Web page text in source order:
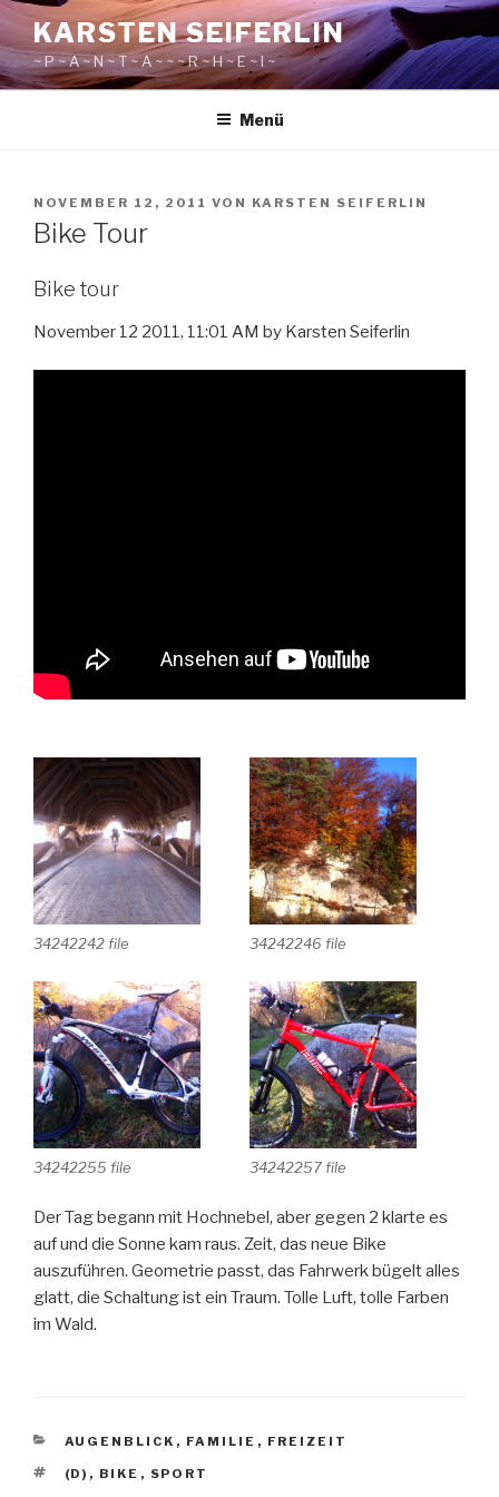
Zum
Inhalt
springen
KARSTEN SEIFERLIN
~ P ~ A ~ N ~ T ~ A ~ ~ ~ R ~ H ~ E ~ I ~
Menü
VERÖFFENTLICHT
AM
NOVEMBER 12, 2011 VON KARSTEN SEIFERLIN
Bike Tour
Bike tour
November 12 2011, 11:01 AM by Karsten Seiferlin
34242242 file 34242246 file
34242255 file 34242257 file
Der Tag begann mit Hochnebel, aber gegen 2 klarte es
auf und die Sonne kam raus. Zeit, das neue Bike
auszuführen. Geometrie passt, das Fahrwerk bügelt alles
glatt, die Schaltung ist ein Traum. Tolle Luft, tolle Farben
im Wald.
KATEGORIEN
AUGENBLICK , FAMILIE , FREIZEIT
SCHLAGWÖRTER
(D) , BIKE , SPORT